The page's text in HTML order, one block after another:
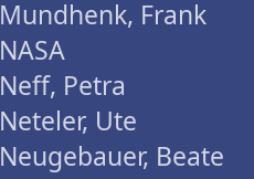
Mundhenk, Frank
NASA
Neff, Petra
Neteler, Ute
Neugebauer, Beate